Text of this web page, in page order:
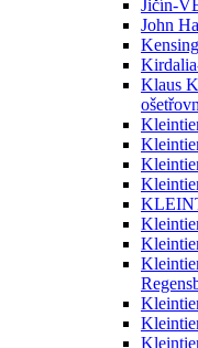
Jičín-
John
Klaus